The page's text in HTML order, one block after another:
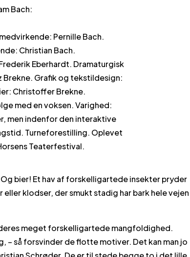
Bach:
Pernille Bach.
Christian Bach.
Eberhardt. Dramaturgisk
Brekne. Grafik og tekstildesign:
Christoffer Brekne.
med en voksen. Varighed:
men indenfor den interaktive
Turneforestilling. Oplevet
Teaterfestival.
bier! Et hav af forskelligartede insekter pryder
klodser, der smukt stadig har bark hele vejen
meget forskelligartede mangfoldighed.
– så forsvinder de flotte motiver. Det kan man jo